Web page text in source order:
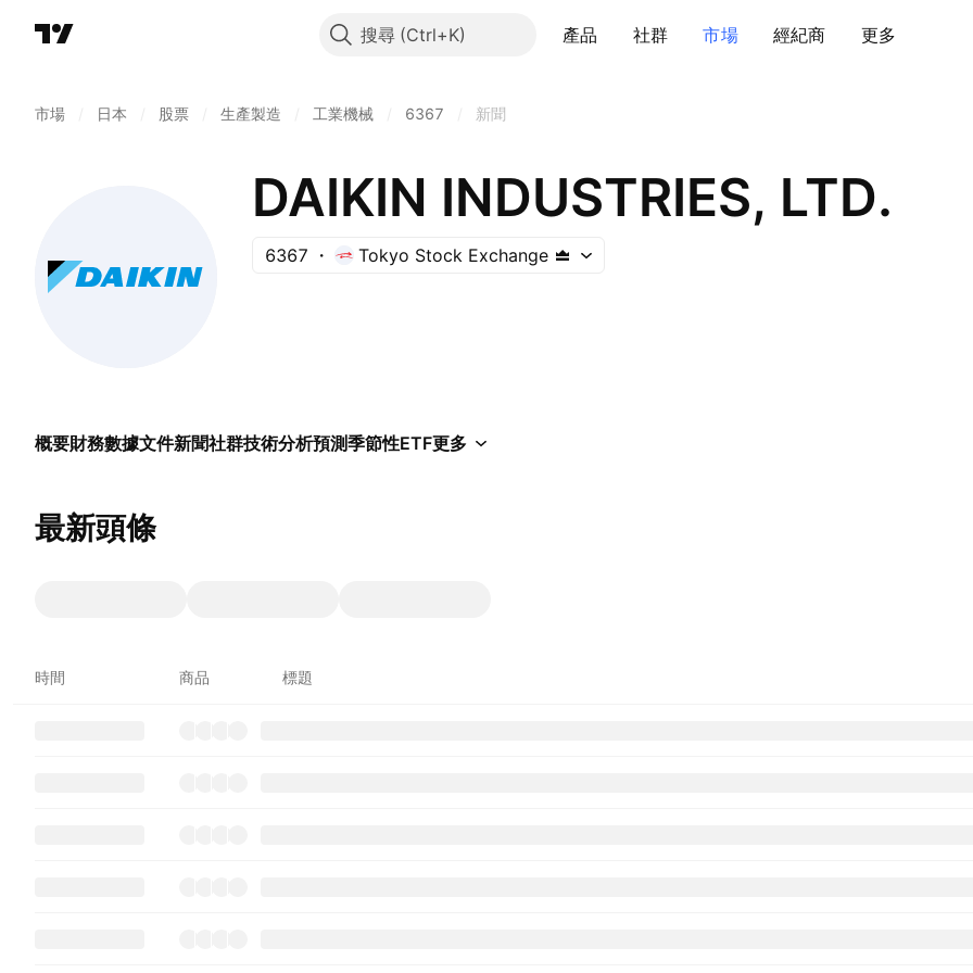
搜尋 產品 社群 市場 經紀商 更多
市場 日本 股票 生產製造 工業機械 6367 新聞
DAIKIN INDUSTRIES, LTD.
6367 Tokyo Stock Exchange
概要財務數據文件新聞社群技術分析預測季節性ETF更多
最新頭條
時間 商品 標題